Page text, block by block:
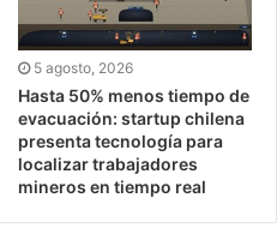
5 agosto, 2026
Hasta 50% menos tiempo de
evacuación: startup chilena
presenta tecnología para
localizar trabajadores
mineros en tiempo real